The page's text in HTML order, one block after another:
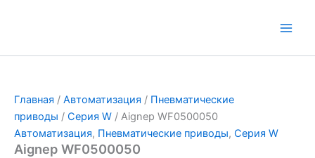
Главная / Автоматизация / Пневматические
приводы / Серия W / Aignep WF0500050
Автоматизация, Пневматические приводы, Серия W
Aignep WF0500050